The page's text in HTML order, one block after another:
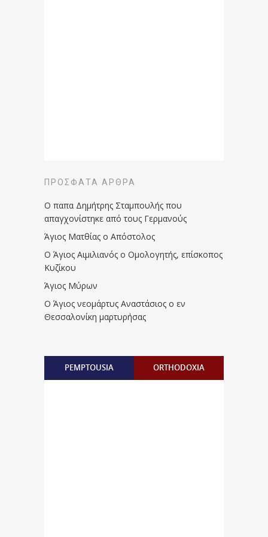
ΠΡΌΣΦΑΤΑ ΆΡΘΡΑ
Ο παπα Δημήτρης Σταμπουλής που
απαγχονίστηκε από τους Γερμανούς
Άγιος Ματθίας ο Απόστολος
Ο Άγιος Αιμιλιανός ο Ομολογητής, επίσκοπος
Κυζίκου
Άγιος Μύρων
Ο Άγιος νεομάρτυς Αναστάσιος ο εν
Θεσσαλονίκη μαρτυρήσας
PEMPTOUSIA ORTHODOXIA